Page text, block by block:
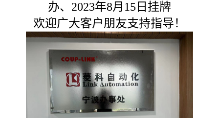
办、2023年8月15日挂牌
欢迎广大客户朋友支持指导！